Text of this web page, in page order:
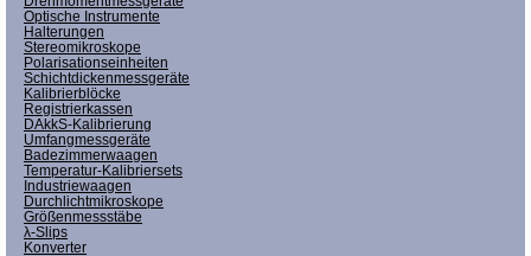
Optische Instrumente
Halterungen
Stereomikroskope
Polarisationseinheiten
Schichtdickenmessgeräte
Kalibrierblöcke
Registrierkassen
DAkkS-Kalibrierung
Umfangmessgeräte
Badezimmerwaagen
Temperatur-Kalibriersets
Industriewaagen
Durchlichtmikroskope
Größenmessstäbe
λ-Slips
Konverter